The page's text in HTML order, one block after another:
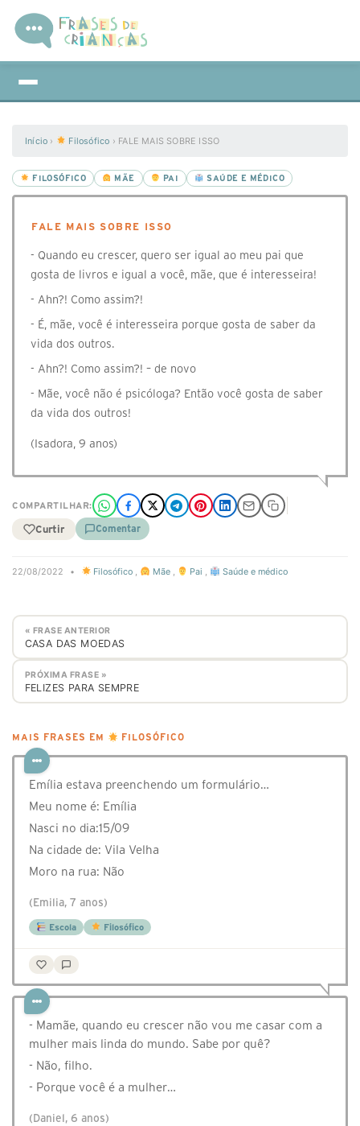
Início › Filosófico › ⁣FALE MAIS SOBRE ISSO
FILOSÓFICO MÃE PAI SAÚDE E MÉDICO
⁣FALE MAIS SOBRE ISSO
- Quando eu crescer, quero ser igual ao meu pai que
gosta de livros e igual a você, mãe, que é interesseira!
- Ahn?! Como assim?!
- É, mãe, você é interesseira porque gosta de saber da
vida dos outros.
- Ahn?! Como assim?! – de novo
- Mãe, você não é psicóloga? Então você gosta de saber
da vida dos outros!
(Isadora, 9 anos)
COMPARTILHAR:
Curtir Comentar
22/08/2022 • Filosófico , Mãe, Pai , Saúde e médico
« FRASE ANTERIOR
CASA DAS MOEDAS
PRÓXIMA FRASE »
FELIZES PARA SEMPRE
MAIS FRASES EM FILOSÓFICO
Emília estava preenchendo um formulário…
Meu nome é: Emília
Nasci no dia:15/09
Na cidade de: Vila Velha
Moro na rua: Não
(Emilia, 7 anos)
Escola Filosófico
- Mamãe, quando eu crescer não vou me casar com a
mulher mais linda do mundo. Sabe por quê?
- Não, filho.
- Porque você é a mulher…
(Daniel, 6 anos)